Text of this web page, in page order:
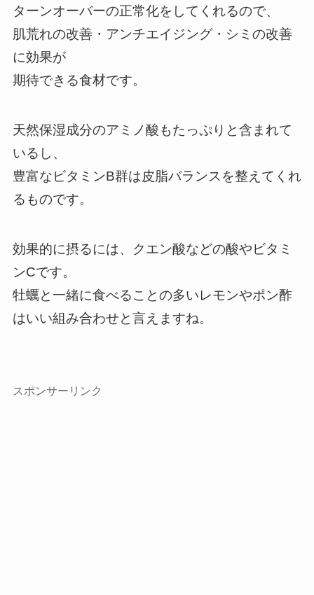
ターンオーバーの正常化をしてくれるので、
肌荒れの改善・アンチエイジング・シミの改善
に効果が
期待できる食材です。
天然保湿成分のアミノ酸もたっぷりと含まれて
いるし、
豊富なビタミンB群は皮脂バランスを整えてくれ
るものです。
効果的に摂るには、クエン酸などの酸やビタミ
ンCです。
牡蠣と一緒に食べることの多いレモンやポン酢
はいい組み合わせと言えますね。
スポンサーリンク